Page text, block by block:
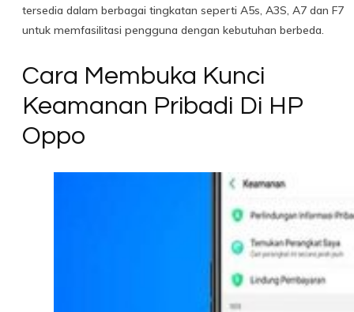
tersedia dalam berbagai tingkatan seperti A5s, A3S, A7 dan F7
untuk memfasilitasi pengguna dengan kebutuhan berbeda.
Cara Membuka Kunci
Keamanan Pribadi Di HP
Oppo